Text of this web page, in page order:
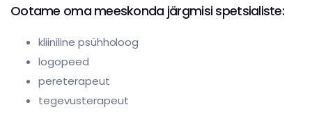
Ootame oma meeskonda järgmisi spetsialiste:
kliiniline psühholoog
logopeed
pereterapeut
tegevusterapeut